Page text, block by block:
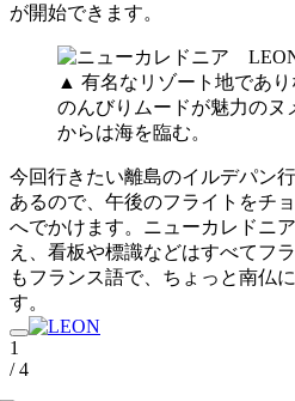
が開始できます。
▲ 有名なリゾート地であ
のんびりムードが魅力のヌ
からは海を臨む。
今回行きたい離島のイルデパン
あるので、午後のフライトをチ
へでかけます。ニューカレドニ
え、看板や標識などはすべてフ
もフランス語で、ちょっと南仏
す。
1
/ 4